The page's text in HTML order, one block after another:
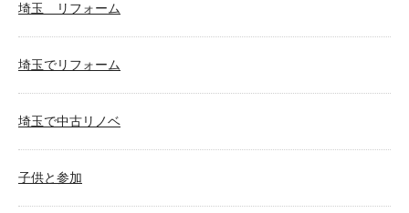
埼玉 リフォーム
埼玉でリフォーム
埼玉で中古リノベ
子供と参加